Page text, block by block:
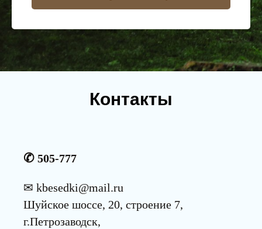
Контакты
✆ 505-777
✉ kbesedki@mail.ru
Шуйское шоссе, 20, строение 7,
г.Петрозаводск,